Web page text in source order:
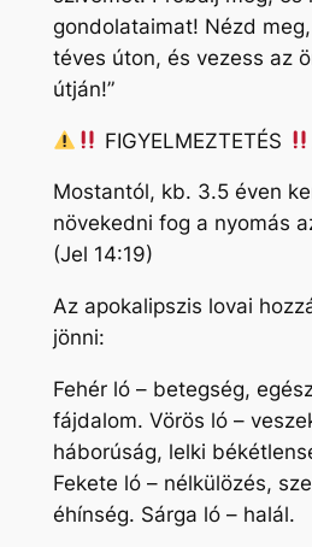
gondolataimat! Nézd
téves úton, és vezess az
útján!”
FIGYELMEZTETÉS
Mostantól, kb. 3.5 éven
növekedni fog a nyomás
(Jel 14:19)
Az apokalipszis lovai
jönni:
Fehér ló – betegség,
fájdalom. Vörös ló –
háborúság, lelki
Fekete ló – nélkülözés,
éhínség. Sárga ló – halál.